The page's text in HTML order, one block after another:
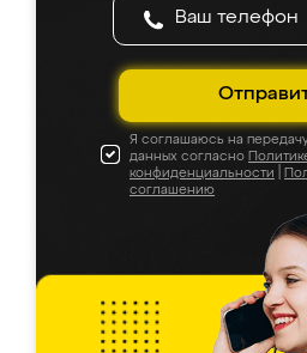
Я соглашаюсь на
данных согласно
конфиденциальности
соглашению